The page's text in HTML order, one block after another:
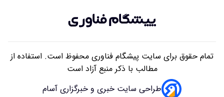
تمام حقوق برای سایت پیشگام فناوری محفوظ است. استفاده از
مطالب با ذکر منبع آزاد است
طراحی سایت خبری و خبرگزاری آسام